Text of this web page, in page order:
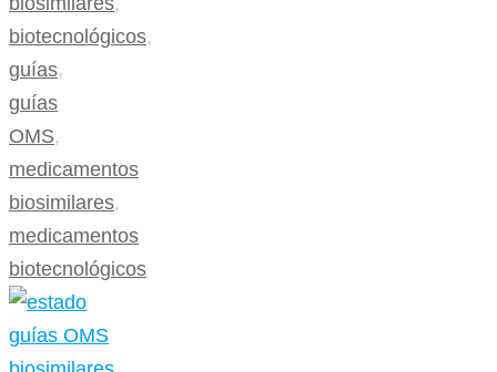
biotecnológicos,
guías,
guías
OMS,
medicamentos
biosimilares,
medicamentos
biotecnológicos